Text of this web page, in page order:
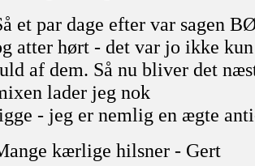
et par dage efter var sagen
atter hørt - det var jo ikke
af dem. Så nu bliver det
lader jeg nok
- jeg er nemlig en ægte
kærlige hilsner - Gert